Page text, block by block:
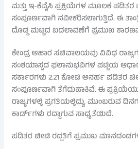
ಮತ್ತು ಇ-ಕೆವೈಸಿ ಪ್ರಕ್ರಿಯೆಗಳ ಮೂಲಕ ಪಡಿತರ
ಸಂಪೂರ್ಣವಾಗಿ ನವೀಕರಿಸಲಾಗುತ್ತಿದೆ. ಈ
ದೊಡ್ಡ ಮಟ್ಟದ ಬದಲಾವಣೆಗೆ ಪ್ರಮುಖ
ಕೇಂದ್ರ ಆಹಾರ ಸಚಿವಾಲಯವು ವಿವಿಧ
ಸಂಶಯಾಸ್ಪದ ಫಲಾನುಭವಿಗಳ ಪಟ್ಟಿಯ
ಸರ್ಕಾರಗಳು 2.21 ಕೋಟಿ ಅನರ್ಹ ಪಡಿತರ
ಸಂಪೂರ್ಣವಾಗಿ ತೆಗೆದುಹಾಕಿವೆ. ಈ
ರಾಜ್ಯಗಳಲ್ಲಿ ಪ್ರಗತಿಯಲ್ಲಿದ್ದು, ಮುಂಬರುವ
ಕಾರ್ಡ್‌ಗಳು ರದ್ದಾಗುವ ಸಾಧ್ಯತೆಯಿದೆ.
ಪಡಿತರ ಚೀಟಿ ರದ್ದತಿಗೆ ಪ್ರಮುಖ